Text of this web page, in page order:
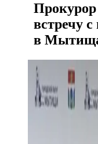
встречу
в